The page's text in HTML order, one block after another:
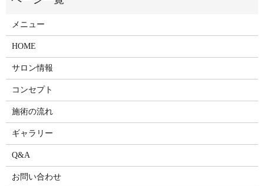
メニュー
HOME
サロン情報
コンセプト
施術の流れ
ギャラリー
Q&A
お問い合わせ